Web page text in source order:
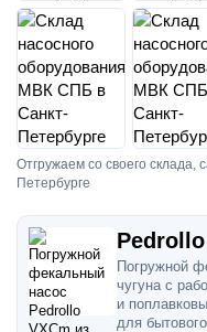
Отгружаем со своего склада,
Петербурге
Погружной
чугуна с
и
для